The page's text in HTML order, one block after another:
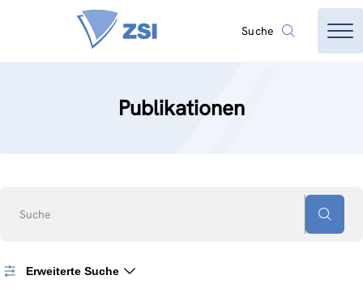
Suche
Publikationen
Suche
Erweiterte Suche